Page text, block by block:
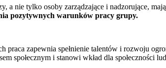
a nie tylko osoby zarządzające i nadzorujące,
pozytywnych warunków pracy grupy.
zapewnia spełnienie talentów i rozwoju
społecznym i stanowi wkład dla społeczności